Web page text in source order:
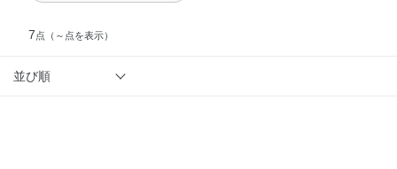
7点 （～点を表示）
並び順